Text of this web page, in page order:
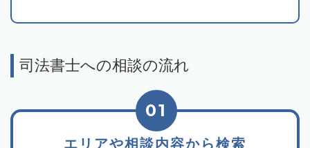
司法書士への相談の流れ
エリアや相談内容から検索
01